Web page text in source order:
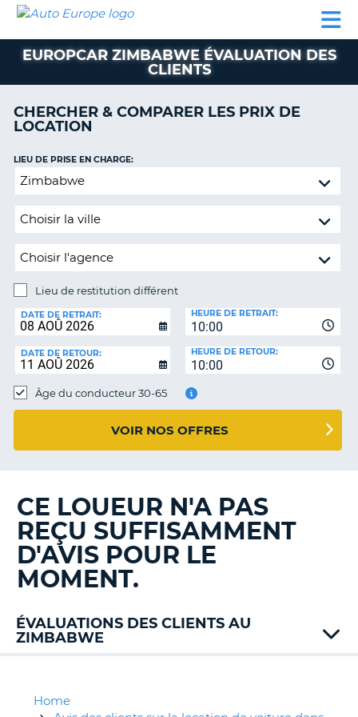
LOCATION
VOITURE
CAMPING-
CAR
CLIENT
AUTO
EUROPE
LOCATION
VOITURE
PARTENAIRES
CLIENT
MON
RÉSERVATION
FRANCE
EUROPCAR ZIMBABWE ÉVALUATION DES
CLIENTS
CHERCHER & COMPARER LES PRIX DE
LOCATION
Lieu
restitution
LIEU DE PRISE EN CHARGE:
Lieu de restitution différent
DE
RESTITUTION:
DATE DE RETRAIT:
10:00
HEURE DE RETRAIT:
DATE DE RETOUR:
10:00
HEURE DE RETOUR:
Âge du conducteur 30-65
VOIR NOS OFFRES
CE LOUEUR N'A PAS
REÇU SUFFISAMMENT
D'AVIS POUR LE
MOMENT.
ÉVALUATIONS DES CLIENTS AU
ZIMBABWE
Home